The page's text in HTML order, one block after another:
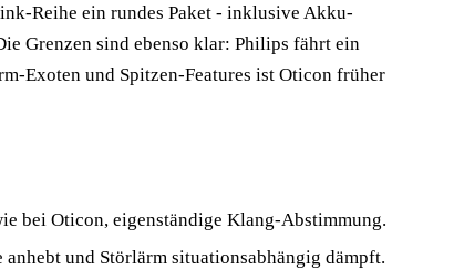
Reihe ein rundes Paket - inklusive Akku-
Grenzen sind ebenso klar: Philips fährt ein
Exoten und Spitzen-Features ist Oticon früher
bei Oticon, eigenständige Klang-Abstimmung.
und Störlärm situationsabhängig dämpft.